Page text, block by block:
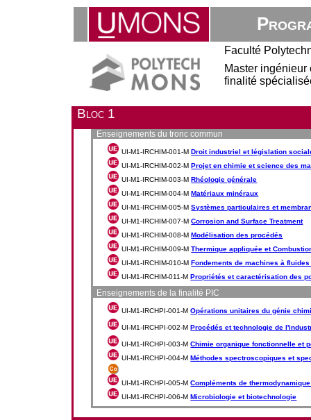
Faculté
Master
finalité
Bloc 1
Enseignements du tronc commun
UI-M1-IRCHIM-001-MDroit industriel et législation
UI-M1-IRCHIM-002-MProjet en chimie et science des
UI-M1-IRCHIM-003-MRhéologie générale
UI-M1-IRCHIM-004-MMatériaux minéraux
UI-M1-IRCHIM-005-MSystèmes particulaires et
UI-M1-IRCHIM-007-MCorrosion and Surface Treatment
UI-M1-IRCHIM-008-MModélisation des procédés
UI-M1-IRCHIM-009-MThermique appliquée et
UI-M1-IRCHIM-010-MFondements de machines à
UI-M1-IRCHIM-011-MPropriétés et caractérisation des
Enseignements de la finalité PIC
UI-M1-IRCHPI-001-MOpérations unitaires du génie
UI-M1-IRCHPI-002-MProcédés et technologie de
UI-M1-IRCHPI-003-MChimie organique fonctionnelle et
UI-M1-IRCHPI-004-MMéthodes spectroscopiques et
UI-M1-IRCHPI-005-MCompléments de
UI-M1-IRCHPI-006-MMicrobiologie et biotechnologie